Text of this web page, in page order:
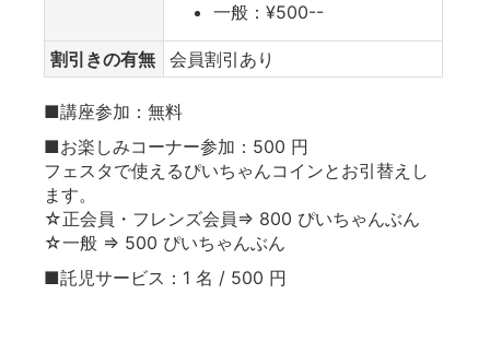
一般：¥500--
割引きの有無 会員割引あり
■講座参加：無料
■お楽しみコーナー参加：500 円
フェスタで使えるぴいちゃんコインとお引替えし
ます。
☆正会員・フレンズ会員⇒ 800 ぴいちゃんぶん
☆一般 ⇒ 500 ぴいちゃんぶん
■託児サービス：1 名 / 500 円